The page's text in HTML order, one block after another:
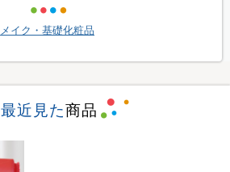
メイク・基礎化粧品
最近見た商品